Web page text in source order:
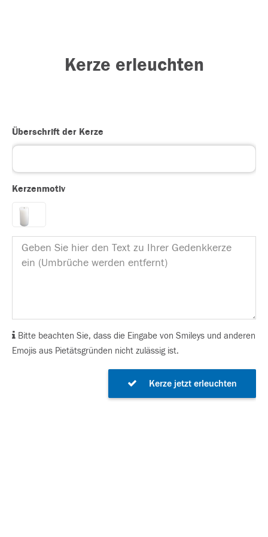
Kerze erleuchten
Überschrift der Kerze
Kerzenmotiv
Bitte beachten Sie, dass die Eingabe von Smileys und anderen
Emojis aus Pietätsgründen nicht zulässig ist.
Kerze jetzt erleuchten